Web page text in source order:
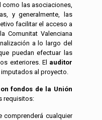
las asociaciones,
y generalmente, las
facilitar el acceso a
Comunitat Valenciana
a lo largo del
puedan efectuar las
exteriores. El auditor
al proyecto.
fondos de la Unión
requisitos:
comprenderá cualquier